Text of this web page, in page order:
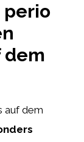
dem
auf dem